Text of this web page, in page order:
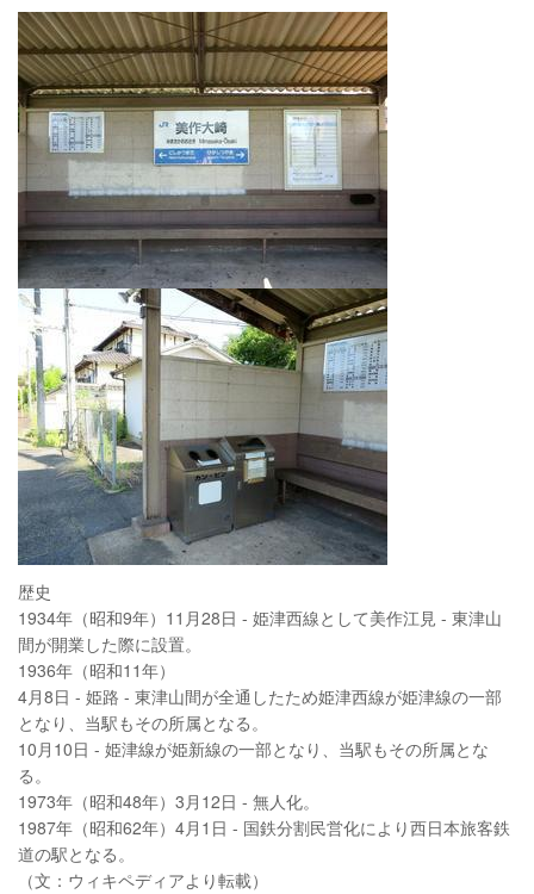
歴史
1934年（昭和9年）11月28日 - 姫津西線として美作江見 - 東津山
間が開業した際に設置。
1936年（昭和11年）
4月8日 - 姫路 - 東津山間が全通したため姫津西線が姫津線の一部
となり、当駅もその所属となる。
10月10日 - 姫津線が姫新線の一部となり、当駅もその所属とな
る。
1973年（昭和48年）3月12日 - 無人化。
1987年（昭和62年）4月1日 - 国鉄分割民営化により西日本旅客鉄
道の駅となる。
（文：ウィキペディアより転載）